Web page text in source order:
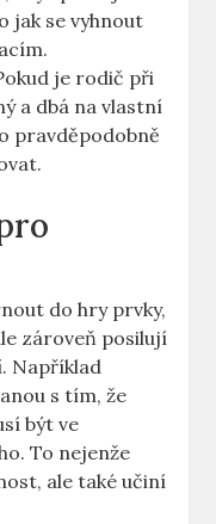
jak se vyhnout
je rodič při
a dbá na vlastní
pravděpodobně
do hry prvky,
zároveň posilují
Například
s tím, že
být ve
To nejenže
ale také učiní